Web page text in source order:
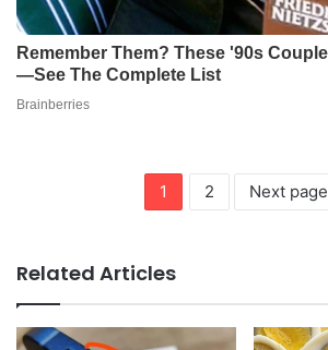
1 2 Next page
Related Articles